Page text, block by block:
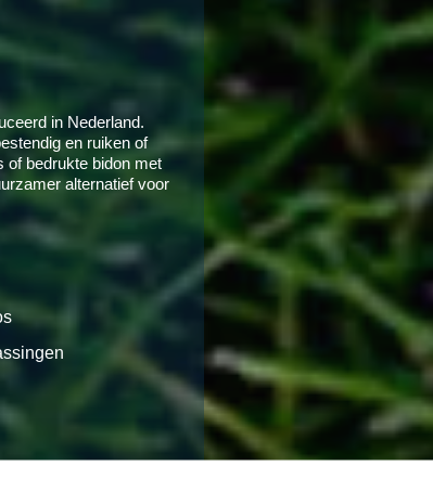
in Nederland.
en ruiken of
of bedrukte bidon met
alternatief voor